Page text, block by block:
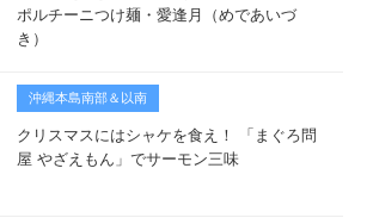
ポルチーニつけ麺・愛逢月（めであいづ
き）
沖縄本島南部＆以南
クリスマスにはシャケを食え！ 「まぐろ問
屋 やざえもん」でサーモン三味